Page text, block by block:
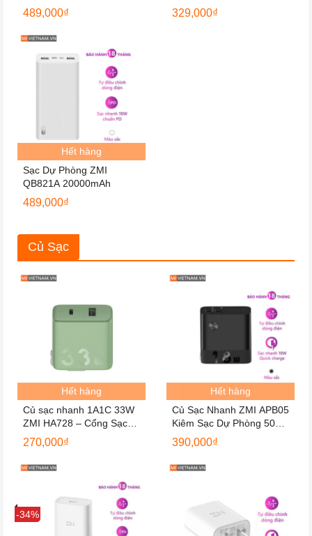
LPB03
489,000₫ 329,000₫
Hết hàng
Sạc Dự Phòng ZMI
QB821A 20000mAh
489,000₫
Củ Sạc
Hết hàng
Củ sạc nhanh 1A1C 33W
ZMI HA728 – Cổng Sạc
Type-C + Type-A
270,000₫
Hết hàng
Củ Sạc Nhanh ZMI APB05
Kiêm Sạc Dự Phòng 5000
mAh 18W
390,000₫
Sale
-34%